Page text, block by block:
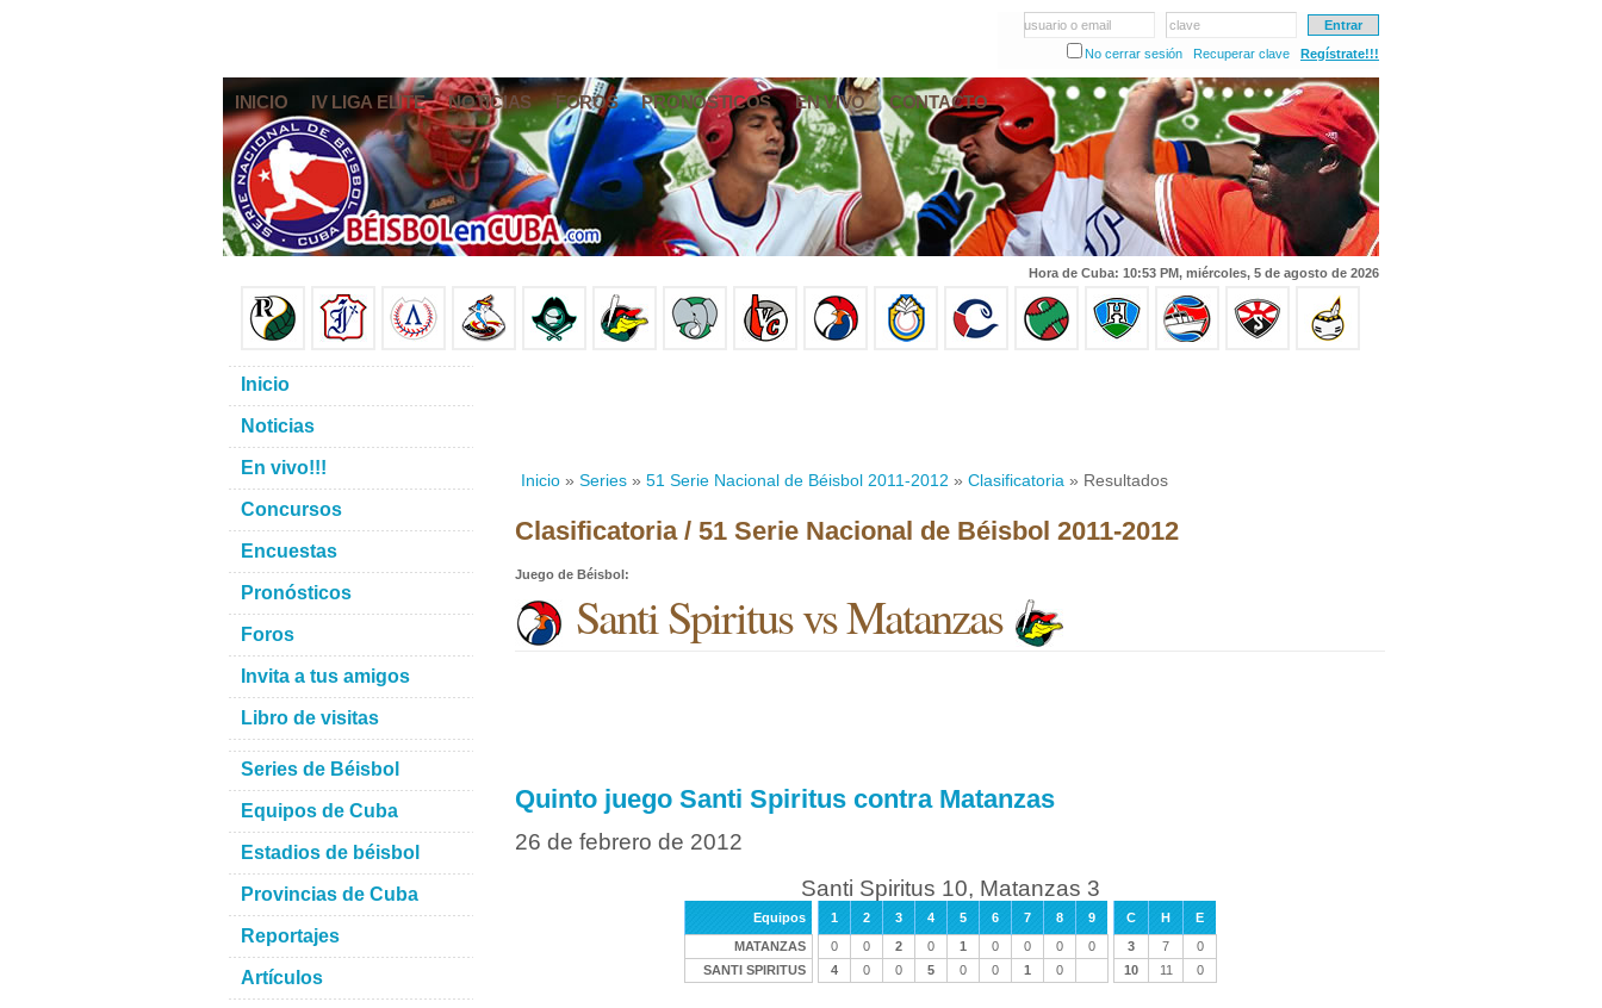
usuario o email
clave
No cerrar sesión
Recuperar clave Regístrate!!!
INICIO IV LIGA ELITE NOTICIAS FOROS PRONÓSTICOS EN VIVO CONTACTO
Hora de Cuba: 10:53 PM, miércoles, 5 de agosto de 2026
Inicio » Series » 51 Serie Nacional de Béisbol 2011-2012 » Clasificatoria » Resultados
Clasificatoria / 51 Serie Nacional de Béisbol 2011-2012
Juego de Béisbol:
Santi Spiritus vs Matanzas
Quinto juego Santi Spiritus contra Matanzas
26 de febrero de 2012
Santi Spiritus 10, Matanzas 3
Equipos 1 2 3 4 5 6 7 8 9 C H
E
MATANZAS
0 0 2 0 1 0 0 0 0 3 7
0
SANTI SPIRITUS
4 0 0 5 0 0 1 0 10 11 0
Inicio
Noticias
En vivo!!!
Concursos
Encuestas
Pronósticos
Foros
Invita a tus amigos
Libro de visitas
Series de Béisbol
Equipos de Cuba
Estadios de béisbol
Provincias de Cuba
Reportajes
Artículos